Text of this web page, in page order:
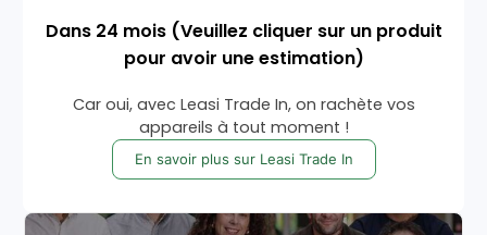
Dans 24 mois (Veuillez cliquer sur un produit
pour avoir une estimation)
Car oui, avec Leasi Trade In, on rachète vos
appareils à tout moment !
En savoir plus sur Leasi Trade In